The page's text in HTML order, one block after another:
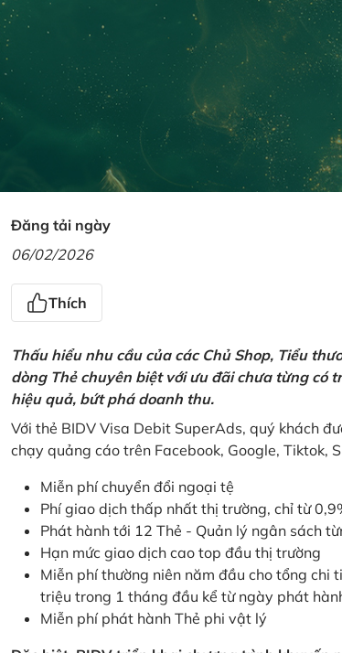
Đăng tải ngày
06/02/2026
Thích
Thấu hiểu nhu cầu của các Chủ Shop, Tiểu
dòng Thẻ chuyên biệt với ưu đãi chưa từng có
hiệu quả, bứt phá doanh thu.
Với thẻ BIDV Visa Debit SuperAds, quý khách
chạy quảng cáo trên Facebook, Google, Tiktok,
Miễn phí chuyển đổi ngoại tệ
Phí giao dịch thấp nhất thị trường, chỉ từ
Phát hành tới 12 Thẻ - Quản lý ngân sách
Hạn mức giao dịch cao top đầu thị trường
Miễn phí thường niên năm đầu cho tổng chi
triệu trong 1 tháng đầu kể từ ngày phát
Miễn phí phát hành Thẻ phi vật lý